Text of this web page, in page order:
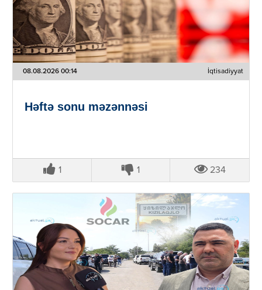
08.08.2026 00:14 İqtisadiyyat
Həftə sonu məzənnəsi
1 1 234